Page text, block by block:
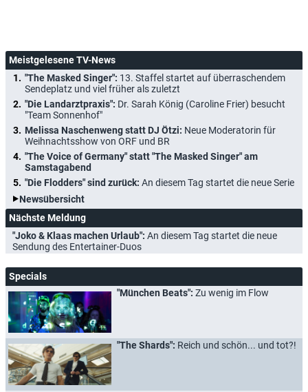
Meistgelesene TV-News
"The Masked Singer": 13. Staffel startet auf überraschendem
Sendeplatz und viel früher als zuletzt
"Die Landarztpraxis": Dr. Sarah König (Caroline Frier) besucht
"Team Sonnenhof"
Melissa Naschenweng statt DJ Ötzi: Neue Moderatorin für
Weihnachtsshow von ORF und BR
"The Voice of Germany" statt "The Masked Singer" am
Samstagabend
"Die Flodders" sind zurück: An diesem Tag startet die neue Serie
Newsübersicht
Nächste Meldung
"Joko & Klaas machen Urlaub": An diesem Tag startet die neue
Sendung des Entertainer-Duos
Specials
"München Beats": Zu wenig im Flow
"The Shards": Reich und schön... und tot?!